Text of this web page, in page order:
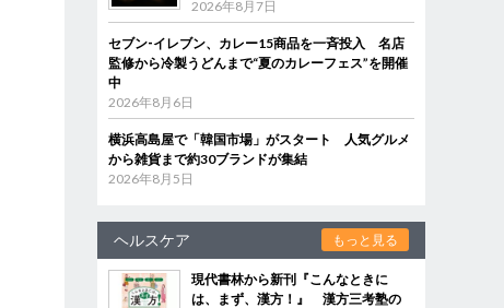
2026年8月7日
セブン‐イレブン、カレー15商品を一斉投入 名店
監修から冷製うどんまで“夏のカレーフェス”を開催
中
2026年8月6日
横浜高島屋で「韓国市場」がスタート 人気グルメ
から雑貨まで約30ブランドが集結
2026年8月5日
ヘルスケア もっと見る
現代書林から新刊『こんなときに
は、まず、漢方！』 漢方三考塾の